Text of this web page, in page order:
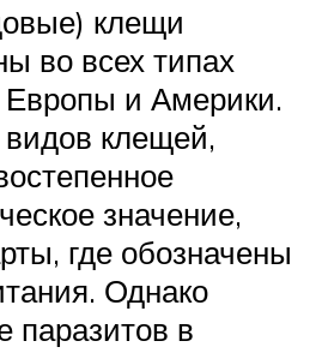
клещи
во всех типах
Европы и Америки.
клещей,
значение,
где обозначены
Однако
паразитов в